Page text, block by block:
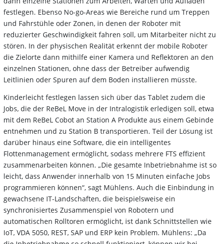
festlegen. Ebenso No-go-Areas wie Bereiche rund um Treppen
und Fahrstühle oder Zonen, in denen der Roboter mit
reduzierter Geschwindigkeit fahren soll, um Mitarbeiter nicht zu
stören. In der physischen Realität erkennt der mobile Roboter
die Zielorte dann mithilfe einer Kamera und Reflektoren an den
einzelnen Stationen, ohne dass der Betreiber aufwendig
Leitlinien oder Spuren auf dem Boden installieren müsste.
Kinderleicht festlegen lassen sich über das Tablet zudem die
Jobs, die der ReBeL Move in der Intralogistik erledigen soll, etwa
mit dem ReBeL Cobot an Station A Produkte aus einem Gebinde
entnehmen und zu Station B transportieren. Teil der Lösung ist
darüber hinaus eine Software, die ein intelligentes
Flottenmanagement ermöglicht, sodass mehrere FTS effizient
zusammenarbeiten können. „Die gesamte Inbetriebnahme ist so
leicht, dass Anwender innerhalb von 15 Minuten einfache Jobs
programmieren können“, sagt Mühlens. Auch die Einbindung in
gewachsene IT-Landschaften, die beispielsweise ein
synchronisiertes Zusammenspiel von Robotern und
automatischen Rolltoren ermöglicht, ist dank Schnittstellen wie
IoT, VDA 5050, REST, SAP und ERP kein Problem. Mühlens: „Da